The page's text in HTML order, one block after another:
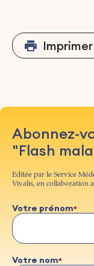
Imprimer
Abonnez-
"Flash
Editée par le Service
Vivalis, en collaboration
Votre prénom
Votre nom